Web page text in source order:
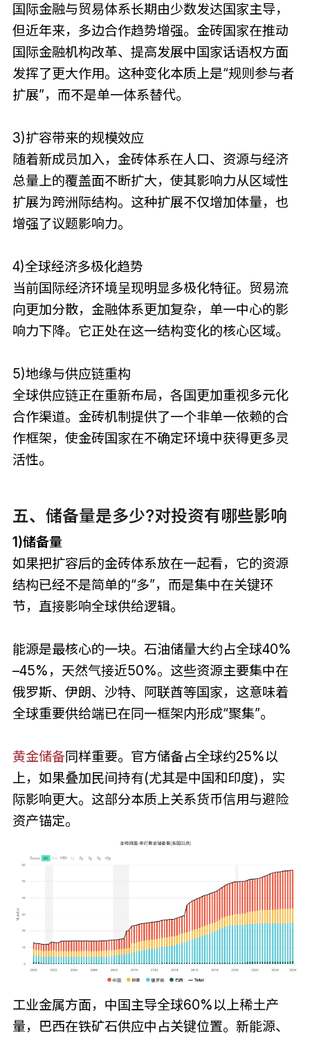
国际金融与贸易体系长期由少数发达国家主导，
但近年来，多边合作趋势增强。金砖国家在推动
国际金融机构改革、提高发展中国家话语权方面
发挥了更大作用。这种变化本质上是“规则参与者
扩展”，而不是单一体系替代。
3)扩容带来的规模效应
随着新成员加入，金砖体系在人口、资源与经济
总量上的覆盖面不断扩大，使其影响力从区域性
扩展为跨洲际结构。这种扩展不仅增加体量，也
增强了议题影响力。
4)全球经济多极化趋势
当前国际经济环境呈现明显多极化特征。贸易流
向更加分散，金融体系更加复杂，单一中心的影
响力下降。它正处在这一结构变化的核心区域。
5)地缘与供应链重构
全球供应链正在重新布局，各国更加重视多元化
合作渠道。金砖机制提供了一个非单一依赖的合
作框架，使金砖国家在不确定环境中获得更多灵
活性。
五、储备量是多少?对投资有哪些影响
1)储备量
如果把扩容后的金砖体系放在一起看，它的资源
结构已经不是简单的“多”，而是集中在关键环
节，直接影响全球供给逻辑。
能源是最核心的一块。石油储量大约占全球40%
–45%，天然气接近50%。这些资源主要集中在
俄罗斯、伊朗、沙特、阿联酋等国家，这意味着
全球重要供给端已在同一框架内形成“聚集”。
黄金储备同样重要。官方储备占全球约25%以
上，如果叠加民间持有(尤其是中国和印度)，实
际影响更大。这部分本质上关系货币信用与避险
资产锚定。
工业金属方面，中国主导全球60%以上稀土产
量，巴西在铁矿石供应中占关键位置。新能源、